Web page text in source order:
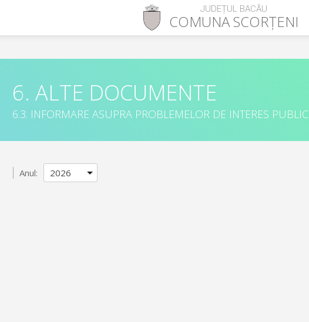
JUDEȚUL BACĂU
COMUNASCORȚENI
6. ALTE DOCUMENTE
6.3. INFORMARE ASUPRA PROBLEMELOR DE INTERES PUBLIC
Anul: